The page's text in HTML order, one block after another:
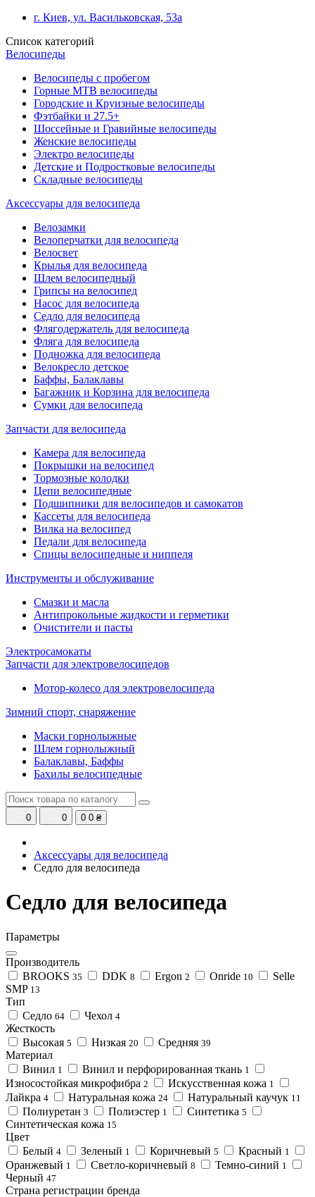
г. Киев, ул. Васильковская, 53а
Список категорий
Велосипеды
Велосипеды с пробегом
Горные MTB велосипеды
Городские и Круизные велосипеды
Фэтбайки и 27.5+
Шоссейные и Гравийные велосипеды
Женские велосипеды
Электро велосипеды
Детские и Подростковые велосипеды
Складные велосипеды
Аксессуары для велосипеда
Велозамки
Велоперчатки для велосипеда
Велосвет
Крылья для велосипеда
Шлем велосипедный
Грипсы на велосипед
Насос для велосипеда
Седло для велосипеда
Флягодержатель для велосипеда
Фляга для велосипеда
Подножка для велосипеда
Велокресло детское
Баффы, Балаклавы
Багажник и Корзина для велосипеда
Cумки для велосипеда
Запчасти для велосипеда
Камера для велосипеда
Покрышки на велосипед
Тормозные колодки
Цепи велосипедные
Подшипники для велосипедов и самокатов
Кассеты для велосипеда
Вилка на велосипед
Педали для велосипеда
Спицы велосипедные и ниппеля
Инструменты и обслуживание
Смазки и масла
Антипрокольные жидкости и герметики
Очистители и пасты
Электросамокаты
Запчасти для электровелосипедов
Мотор-колесо для электровелосипеда
Зимний спорт, снаряжение
Маски горнолыжные
Шлем горнолыжный
Балаклавы, Баффы
Бахилы велосипедные
0 0 0 0 ₴
Аксессуары для велосипеда
Седло для велосипеда
Седло для велосипеда
Параметры
Производитель
BROOKS 35 DDK 8 Ergon 2 Onride 10
Selle
SMP 13
Тип
Седло 64 Чехол 4
Жесткость
Высокая 5 Низкая 20 Средняя 39
Материал
Винил 1 Винил и перфорированная ткань 1
Износостойкая микрофибра 2 Искусственная кожа 1
Лайкра 4 Натуральная кожа 24 Натуральный каучук 11
Полиуретан 3 Полиэстер 1 Синтетика 5
Синтетическая кожа 15
Цвет
Белый 4 Зеленый 1 Коричневый 5 Красный 1
Оранжевый 1 Светло-коричневый 8 Темно-синий 1
Черный 47
Страна регистрации бренда